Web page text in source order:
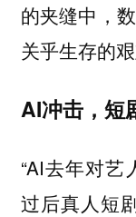
的夹缝中，
关乎生存的艰
AI冲击，短
“AI去年对
过后真人短